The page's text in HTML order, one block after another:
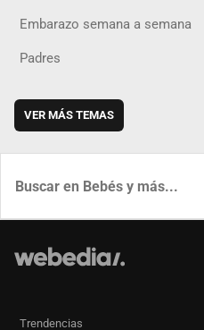
Embarazo semana a semana
Padres
VER MÁS TEMAS
Trendencias